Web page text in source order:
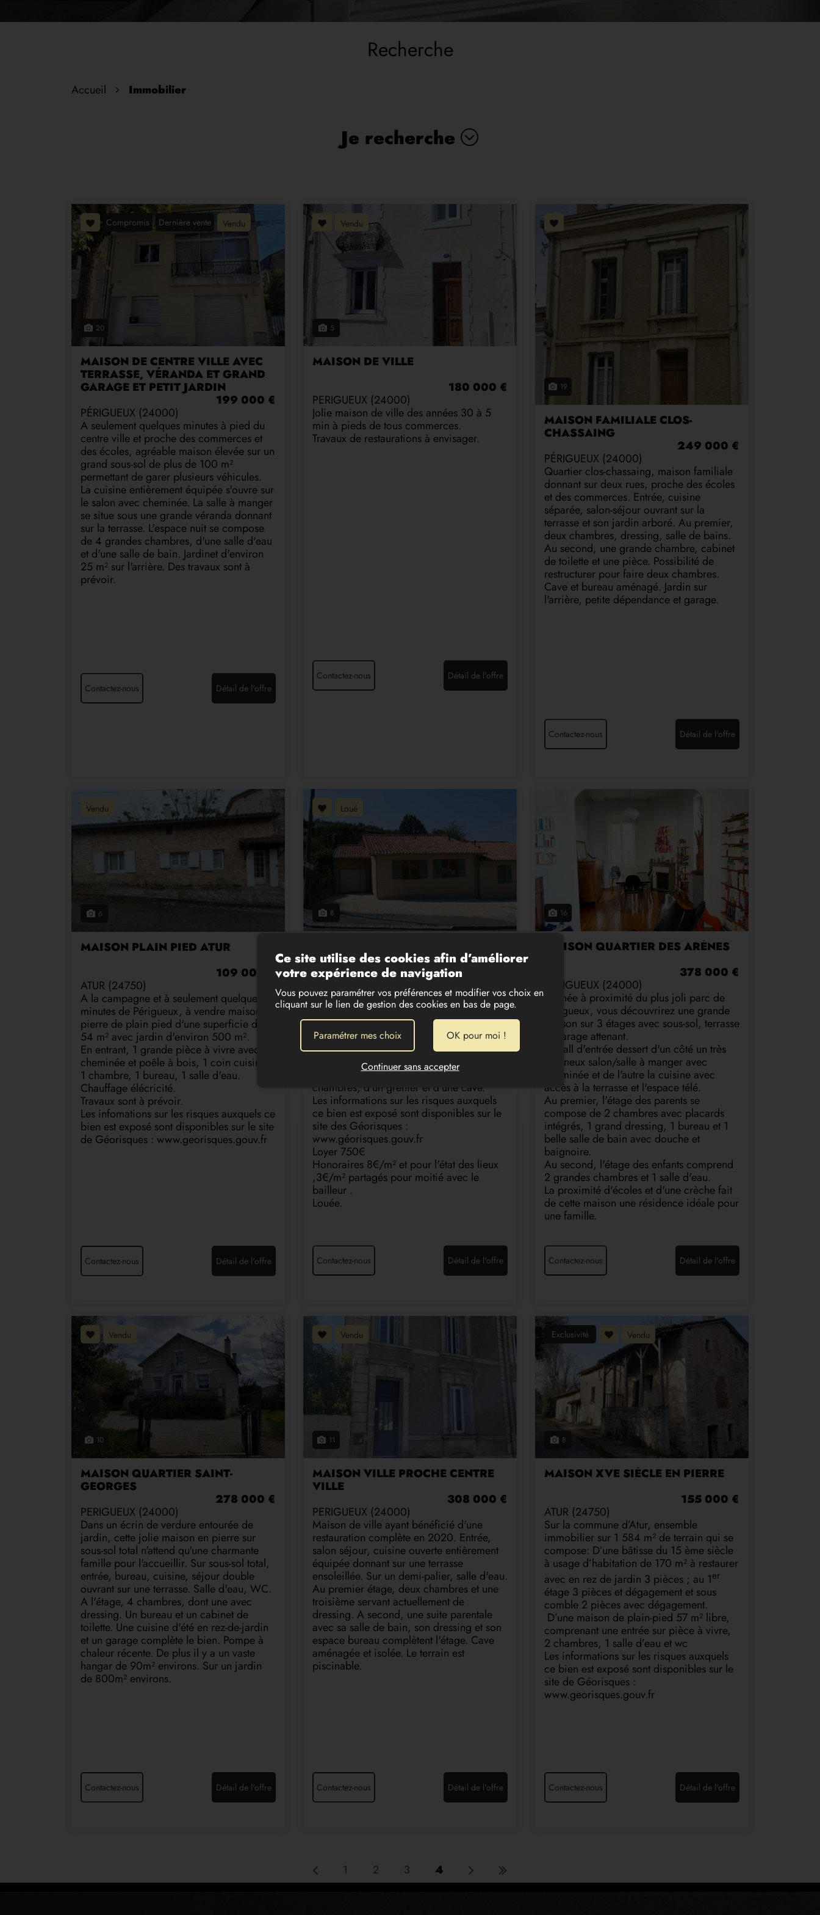
Recherche
Accueil Immobilier
Je recherche
Compromis Dernière vente Vendu
20
MAISON DE CENTRE VILLE AVEC
TERRASSE, VÉRANDA ET GRAND
GARAGE ET PETIT JARDIN
199 000 €
PÉRIGUEUX (24000)
A seulement quelques minutes à pied du
centre ville et proche des commerces et
des écoles, agréable maison élevée sur un
grand sous-sol de plus de 100 m²
permettant de garer plusieurs véhicules.
La cuisine entièrement équipée s'ouvre sur
le salon avec cheminée. La salle à manger
se situe sous une grande véranda donnant
sur la terrasse. L'espace nuit se compose
de 4 grandes chambres, d'une salle d'eau
et d'une salle de bain. Jardinet d'environ
25 m² sur l'arrière. Des travaux sont à
prévoir.
Contactez-nous Détail de l'offre
Vendu
5
MAISON DE VILLE
180 000 €
PERIGUEUX (24000)
Jolie maison de ville des années 30 à 5
min à pieds de tous commerces.
Travaux de restaurations à envisager.
Contactez-nous Détail de l'offre
19
MAISON FAMILIALE CLOS-
CHASSAING
249 000 €
PÉRIGUEUX (24000)
Quartier clos-chassaing, maison familiale
donnant sur deux rues, proche des écoles
et des commerces. Entrée, cuisine
séparée, salon-séjour ouvrant sur la
terrasse et son jardin arboré. Au premier,
deux chambres, dressing, salle de bains.
Au second, une grande chambre, cabinet
de toilette et une pièce. Possibilité de
restructurer pour faire deux chambres.
Cave et bureau aménagé. Jardin sur
l'arrière, petite dépendance et garage.
Contactez-nous Détail de l'offre
Vendu
6
MAISON PLAIN PIED ATUR
109 000 €
ATUR (24750)
A la campagne et à seulement quelques
minutes de Périgueux, à vendre maison en
pierre de plain pied d'une superficie de
54 m² avec jardin d'environ 500 m².
En entrant, 1 grande pièce à vivre avec
cheminée et poêle à bois, 1 coin cuisine,
1 chambre, 1 bureau, 1 salle d'eau.
Chauffage élécricité.
Travaux sont à prévoir.
Les infomations sur les risques auxquels ce
bien est exposé sont disponibles sur le site
de Géorisques : www.georisques.gouv.fr
Contactez-nous Détail de l'offre
Loué
8
LOCATION
750 €/mois
BOULAZAC (24750)
Maison T3 d'environ 76 m² en ossature
bois avec jardin de ville de 100 m² située
à Boulazac mais très proche de Périgueux.
Elle se compose d'une entrée avec
placard, d'un salon séjour avec cuisine
équipée ouverte donnant sur une belle
terrasse couverte d'environ 30 m², de 2
chambres, d'un grenier et d'une cave.
Les informations sur les risques auxquels
ce bien est exposé sont disponibles sur le
site des Géorisques :
www.géorisques.gouv.fr
Loyer 750€
Honoraires 8€/m² et pour l'état des lieux
,3€/m² partagés pour moitié avec le
bailleur .
Louée.
Contactez-nous Détail de l'offre
16
MAISON QUARTIER DES ARÈNES
378 000 €
PÉRIGUEUX (24000)
Nichée à proximité du plus joli parc de
Périgueux, vous découvrirez une grande
maison sur 3 étages avec sous-sol, terrasse
et garage attenant.
Le hall d'entrée dessert d'un côté un très
lumineux salon/salle à manger avec
cheminée et de l'autre la cuisine avec
accès à la terrasse et l'espace télé.
Au premier, l'étage des parents se
compose de 2 chambres avec placards
intégrés, 1 grand dressing, 1 bureau et 1
belle salle de bain avec douche et
baignoire.
Au second, l'étage des enfants comprend
2 grandes chambres et 1 salle d'eau.
La proximité d'écoles et d'une crèche fait
de cette maison une résidence idéale pour
une famille.
Contactez-nous Détail de l'offre
Vendu
10
MAISON QUARTIER SAINT-
GEORGES
278 000 €
PERIGUEUX (24000)
Dans un écrin de verdure entourée de
jardin, cette jolie maison en pierre sur
sous-sol total n'attend qu'une charmante
famille pour l'accueillir. Sur sous-sol total,
entrée, bureau, cuisine, séjour double
ouvrant sur une terrasse. Salle d'eau, WC.
A l'étage, 4 chambres, dont une avec
dressing. Un bureau et un cabinet de
toilette. Une cuisine d'été en rez-de-jardin
et un garage complète le bien. Pompe à
chaleur récente. De plus il y a un vaste
hangar de 90m² environs. Sur un jardin
de 800m² environs.
Contactez-nous Détail de l'offre
Vendu
11
MAISON VILLE PROCHE CENTRE
VILLE
308 000 €
PERIGUEUX (24000)
Maison de ville ayant bénéficié d'une
restauration complète en 2020. Entrée,
salon séjour, cuisine ouverte entièrement
équipée donnant sur une terrasse
ensoleillée. Sur un demi-palier, salle d'eau.
Au premier étage, deux chambres et une
troisième servant actuellement de
dressing. A second, une suite parentale
avec sa salle de bain, son dressing et son
espace bureau complètent l'étage. Cave
aménagée et isolée. Le terrain est
piscinable.
Contactez-nous Détail de l'offre
Exclusivité Vendu
8
MAISON XVE SIÈCLE EN PIERRE
155 000 €
ATUR (24750)
Sur la commune d’Atur, ensemble
immobilier sur 1 584 m² de terrain qui se
compose: D’une bâtisse du 15 ème siècle
à usage d’habitation de 170 m² à restaurer
avec en rez de jardin 3 pièces ; au 1er
étage 3 pièces et dégagement et sous
comble 2 pièces avec dégagement.
D’une maison de plain-pied 57 m² libre,
comprenant une entrée sur pièce à vivre,
2 chambres, 1 salle d’eau et wc
Les informations sur les risques auxquels
ce bien est exposé sont disponibles sur le
site de Géorisques :
www.georisques.gouv.fr
Contactez-nous Détail de l'offre
1 2 3 4
Ce site utilise des cookies afin d’améliorer
votre expérience de navigation
Vous pouvez paramétrer vos préférences et modifier vos choix en
cliquant sur le lien de gestion des cookies en bas de page.
Paramétrer mes choix OK pour moi !
Continuer sans accepter